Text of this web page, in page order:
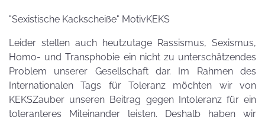
"Sexistische Kackscheiße" MotivKEKS
Leider stellen auch heutzutage Rassismus, Sexismus,
Homo- und Transphobie ein nicht zu unterschätzendes
Problem unserer Gesellschaft dar. Im Rahmen des
Internationalen Tags für Toleranz möchten wir von
KEKSZauber unseren Beitrag gegen Intoleranz für ein
toleranteres Miteinander leisten. Deshalb haben wir